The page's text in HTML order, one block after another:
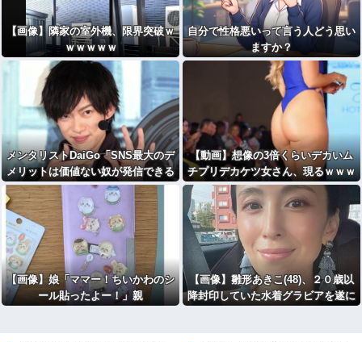
【画像】隣家の室外機、限界突破ｗ
ｗｗｗｗｗ
自分で性格悪いって言う人どう思い
ますか？
メンタリストDaiGo「SNS最大のデ
メリットは価値ない奴が発信できる
ようになったこと」
【動画】想像の3倍くらいデカいム
チプリデカケツ女さん、現るｗｗｗ
wｗｗｗｗｗｗｗｗ
【画像】娘「ママー！ちいかわのシ
ール貼ったよー！」親
【画像】雛形あきこ(48)、２０歳以
降封印していた水着グラビアを遂に